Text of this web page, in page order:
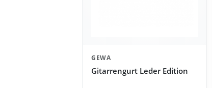
GEWA
Gitarrengurt Leder Edition